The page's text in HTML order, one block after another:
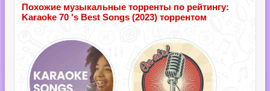
Похожие музыкальные торренты по рейтингу:
Karaoke 70 's Best Songs (2023) торрентом